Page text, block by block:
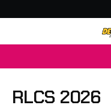
RLCS 2026